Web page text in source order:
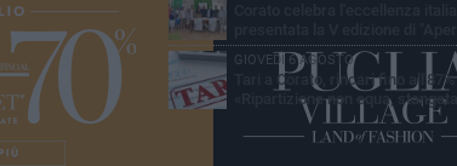
Ulivi"
GIOVEDÌ 6 AGOSTO
Tari a Corato, rincari fino all'87%.
«Ripartizione non equa, stangata